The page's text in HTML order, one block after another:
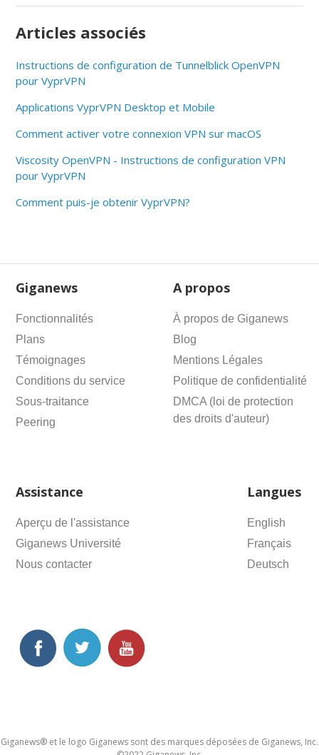
Articles associés
Instructions de configuration de Tunnelblick OpenVPN
pour VyprVPN
Applications VyprVPN Desktop et Mobile
Comment activer votre connexion VPN sur macOS
Viscosity OpenVPN - Instructions de configuration VPN
pour VyprVPN
Comment puis-je obtenir VyprVPN?
Giganews
Fonctionnalités
Plans
Témoignages
Conditions du service
Sous-traitance
Peering
A propos
À propos de Giganews
Blog
Mentions Légales
Politique de confidentialité
DMCA (loi de protection
des droits d'auteur)
Assistance
Aperçu de l'assistance
Giganews Université
Nous contacter
Langues
English
Français
Deutsch
Giganews® et le logo Giganews sont des marques déposées de Giganews, Inc.